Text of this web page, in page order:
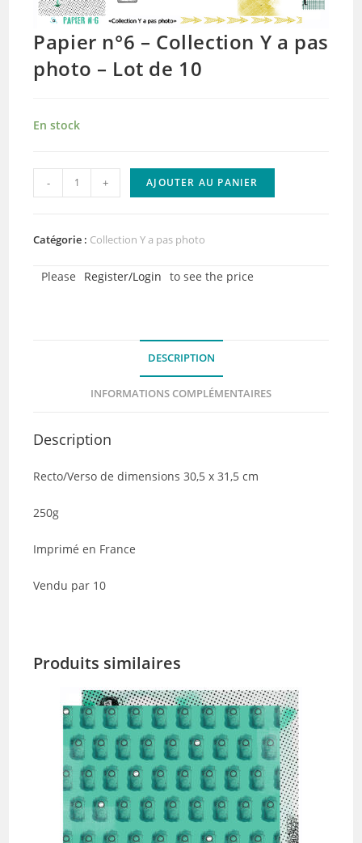
Papier n°6 – Collection Y a pas
photo – Lot de 10
En stock
quantité
de
n°6
Collection
10
- + AJOUTER AU PANIER
Catégorie : Collection Y a pas photo
Please Register/Login to see the price
DESCRIPTION
INFORMATIONS COMPLÉMENTAIRES
Description
Recto/Verso de dimensions 30,5 x 31,5 cm
250g
Imprimé en France
Vendu par 10
Produits similaires